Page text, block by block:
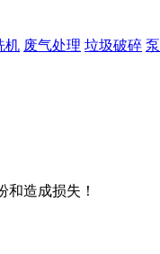
机 废气处理 垃圾破碎 泵
造成损失！